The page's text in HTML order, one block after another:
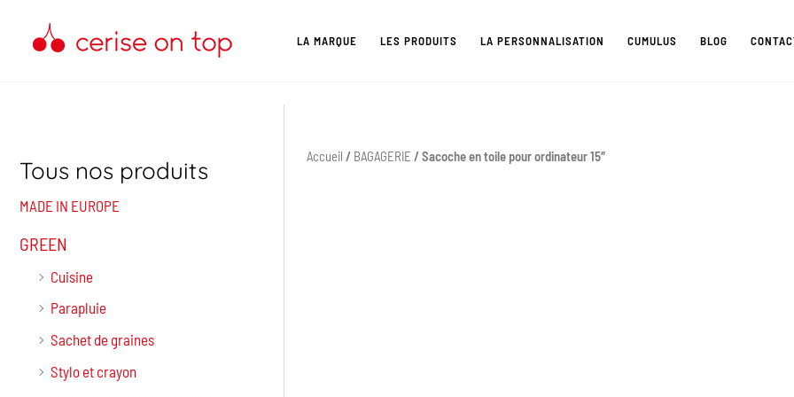
contenu
LA MARQUE LES PRODUITS LA PERSONNALISATION CUMULUS BLOG
Tous nos produits
MADE IN EUROPE
GREEN
Cuisine
Parapluie
Sachet de graines
Stylo et crayon
Accueil / BAGAGERIE / Sacoche en toile pour ordinateur 15″